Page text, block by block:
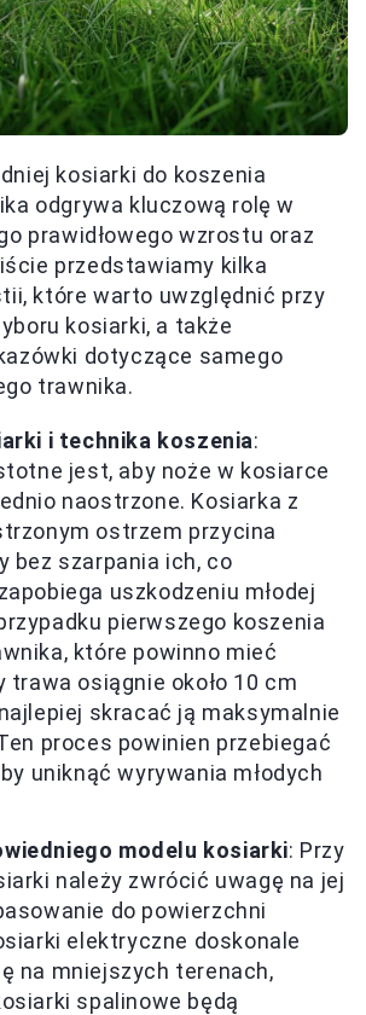
kosiarki do koszenia
odgrywa kluczową rolę w
prawidłowego wzrostu oraz
przedstawiamy kilka
które warto uwzględnić przy
kosiarki, a także
dotyczące samego
trawnika.
i technika koszenia:
jest, aby noże w kosiarce
naostrzone. Kosiarka z
ostrzem przycina
bez szarpania ich, co
uszkodzeniu młodej
pierwszego koszenia
które powinno mieć
trawa osiągnie około 10 cm
skracać ją maksymalnie
proces powinien przebiegać
uniknąć wyrywania młodych
modelu kosiarki: Przy
należy zwrócić uwagę na jej
do powierzchni
elektryczne doskonale
na mniejszych terenach,
spalinowe będą